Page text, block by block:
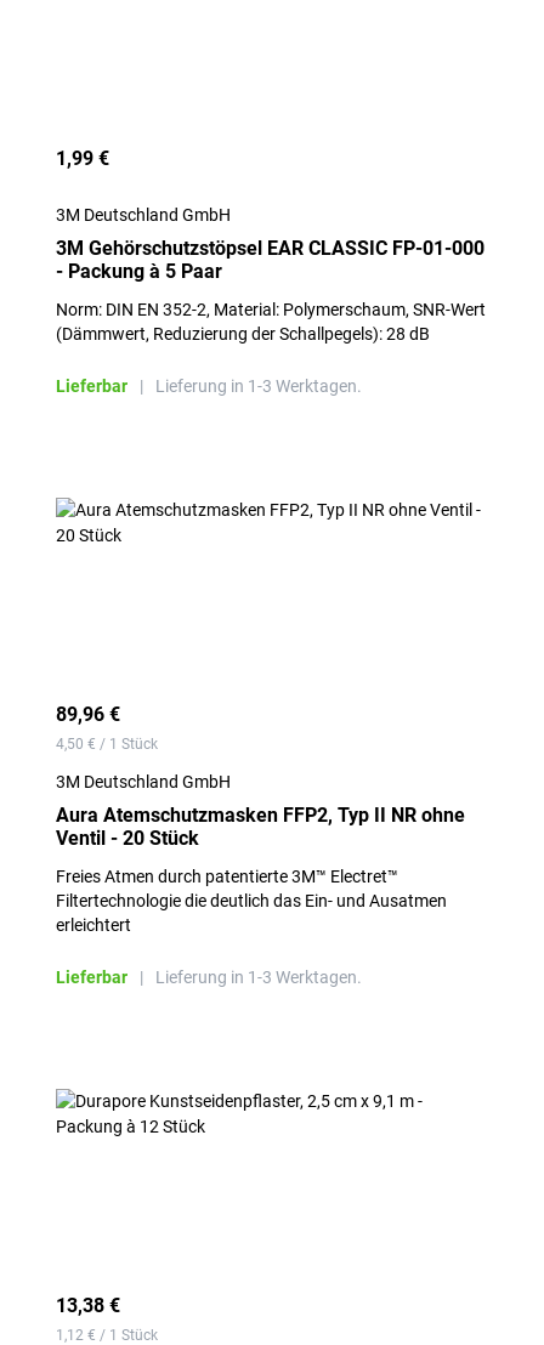
1,99 €
3M Deutschland GmbH
3M Gehörschutzstöpsel EAR CLASSIC FP-01-000
- Packung à 5 Paar
Norm: DIN EN 352-2, Material: Polymerschaum, SNR-Wert
(Dämmwert, Reduzierung der Schallpegels): 28 dB
Lieferbar | Lieferung in 1-3 Werktagen.
89,96 €
4,50 € / 1 Stück
3M Deutschland GmbH
Aura Atemschutzmasken FFP2, Typ II NR ohne
Ventil - 20 Stück
Freies Atmen durch patentierte 3M™ Electret™
Filtertechnologie die deutlich das Ein- und Ausatmen
erleichtert
Lieferbar | Lieferung in 1-3 Werktagen.
13,38 €
1,12 € / 1 Stück